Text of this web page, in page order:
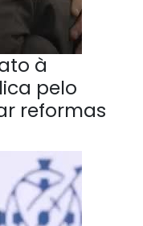
à
pelo
reformas